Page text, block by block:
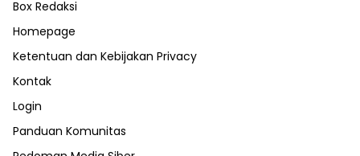
Box Redaksi
Homepage
Ketentuan dan Kebijakan Privacy
Kontak
Login
Panduan Komunitas